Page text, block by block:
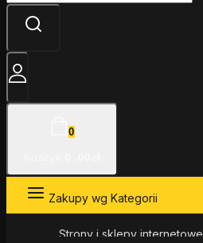
0
Zakupy wg Kategorii
Strony i sklepy internetowe